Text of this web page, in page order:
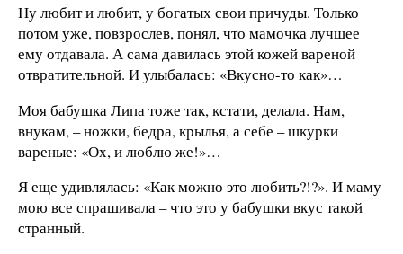
Ну любит и любит, у богатых свои причуды. Только
потом уже, повзрослев, понял, что мамочка лучшее
ему отдавала. А сама давилась этой кожей вареной
отвратительной. И улыбалась: «Вкусно-то как»…
Моя бабушка Липа тоже так, кстати, делала. Нам,
внукам, – ножки, бедра, крылья, а себе – шкурки
вареные: «Ох, и люблю же!»…
Я еще удивлялась: «Как можно это любить?!?». И маму
мою все спрашивала – что это у бабушки вкус такой
странный.